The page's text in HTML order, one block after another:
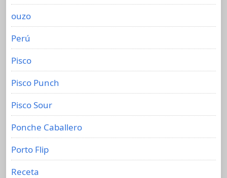
ouzo
Perú
Pisco
Pisco Punch
Pisco Sour
Ponche Caballero
Porto Flip
Receta